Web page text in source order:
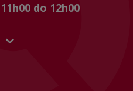
do 12h00